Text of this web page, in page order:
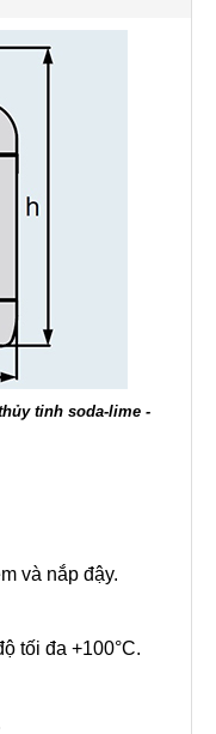
tinh soda-lime -
và nắp đậy.
tối đa +100°C.